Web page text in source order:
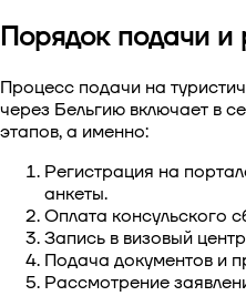
Порядок подачи и
Процесс подачи на
через Бельгию включает в
этапов, а именно:
Регистрация на
анкеты.
Оплата консульского
Запись в визовый
Подача документов и
Рассмотрение